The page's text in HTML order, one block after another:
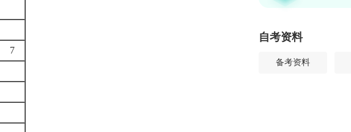
7
自考资料
备考资料